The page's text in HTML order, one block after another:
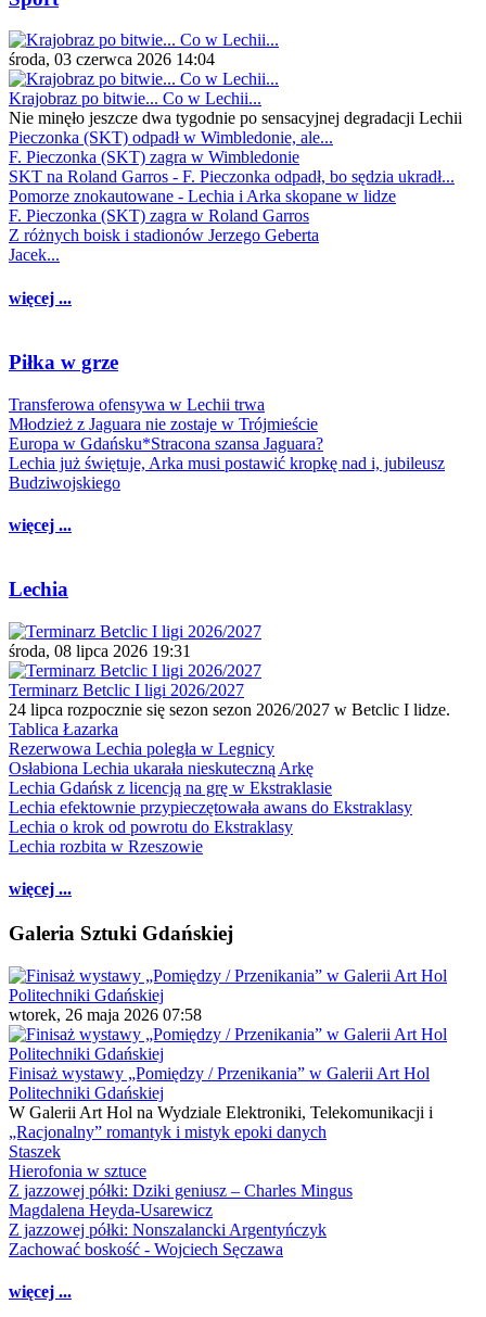
środa, 03 czerwca 2026 14:04
Krajobraz po bitwie... Co w Lechii...
Nie minęło jeszcze dwa tygodnie po sensacyjnej degradacji Lechii
Pieczonka (SKT) odpadł w Wimbledonie, ale...
F. Pieczonka (SKT) zagra w Wimbledonie
SKT na Roland Garros - F. Pieczonka odpadł, bo sędzia ukradł...
Pomorze znokautowane - Lechia i Arka skopane w lidze
F. Pieczonka (SKT) zagra w Roland Garros
Z różnych boisk i stadionów Jerzego Geberta
Jacek...
więcej ...
Piłka w grze
Transferowa ofensywa w Lechii trwa
Młodzież z Jaguara nie zostaje w Trójmieście
Europa w Gdańsku*Stracona szansa Jaguara?
Lechia już świętuje, Arka musi postawić kropkę nad i, jubileusz
Budziwojskiego
więcej ...
Lechia
środa, 08 lipca 2026 19:31
Terminarz Betclic I ligi 2026/2027
24 lipca rozpocznie się sezon sezon 2026/2027 w Betclic I lidze.
Tablica Łazarka
Rezerwowa Lechia poległa w Legnicy
Osłabiona Lechia ukarała nieskuteczną Arkę
Lechia Gdańsk z licencją na grę w Ekstraklasie
Lechia efektownie przypieczętowała awans do Ekstraklasy
Lechia o krok od powrotu do Ekstraklasy
Lechia rozbita w Rzeszowie
więcej ...
Galeria Sztuki Gdańskiej
wtorek, 26 maja 2026 07:58
Finisaż wystawy „Pomiędzy / Przenikania” w Galerii Art Hol
Politechniki Gdańskiej
W Galerii Art Hol na Wydziale Elektroniki, Telekomunikacji i
„Racjonalny” romantyk i mistyk epoki danych
Staszek
Hierofonia w sztuce
Z jazzowej półki: Dziki geniusz – Charles Mingus
Magdalena Heyda-Usarewicz
Z jazzowej półki: Nonszalancki Argentyńczyk
Zachować boskość - Wojciech Sęczawa
więcej ...